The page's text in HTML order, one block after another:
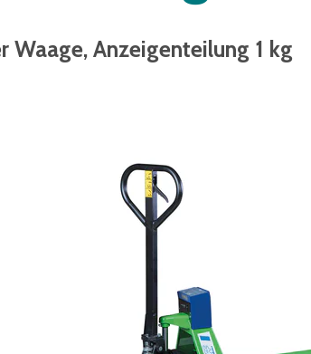
Waage, Anzeigenteilung 1 kg